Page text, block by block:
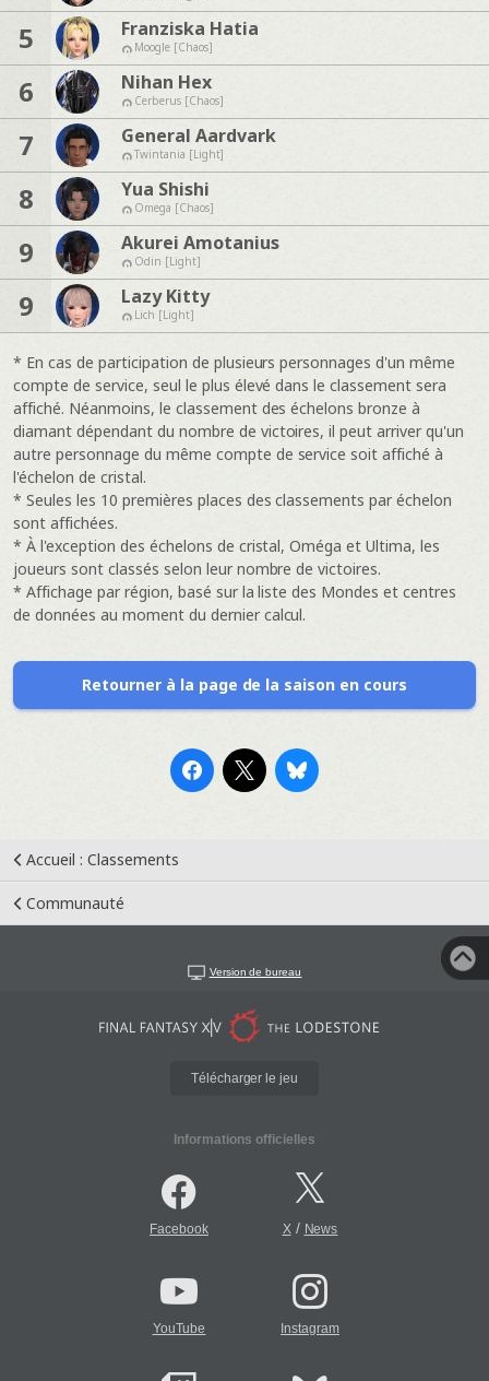
5 Franziska Hatia
Moogle [Chaos]
6 Nihan Hex
Cerberus [Chaos]
7 General Aardvark
Twintania [Light]
8 Yua Shishi
Omega [Chaos]
9 Akurei Amotanius
Odin [Light]
9 Lazy Kitty
Lich [Light]
* En cas de participation de plusieurs personnages d'un même
compte de service, seul le plus élevé dans le classement sera
affiché. Néanmoins, le classement des échelons bronze à
diamant dépendant du nombre de victoires, il peut arriver qu'un
autre personnage du même compte de service soit affiché à
l'échelon de cristal.
* Seules les 10 premières places des classements par échelon
sont affichées.
* À l'exception des échelons de cristal, Oméga et Ultima, les
joueurs sont classés selon leur nombre de victoires.
* Affichage par région, basé sur la liste des Mondes et centres
de données au moment du dernier calcul.
Retourner à la page de la saison en cours
Accueil : Classements
Communauté
Version de bureau
Télécharger le jeu
Informations officielles
Facebook X/ News
YouTube Instagram